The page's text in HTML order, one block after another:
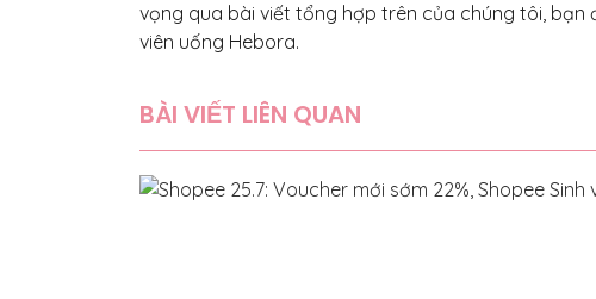
vọng qua bài viết tổng hợp trên của chúng tôi,
viên uống Hebora.
BÀI VIẾT LIÊN QUAN